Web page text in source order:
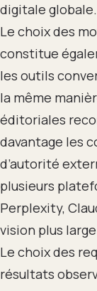
digitale globale.
Le choix des
constitue
les outils
la même
éditoriales
davantage les
d’autorité
plusieurs
Perplexity,
vision plus
Le choix des
résultats